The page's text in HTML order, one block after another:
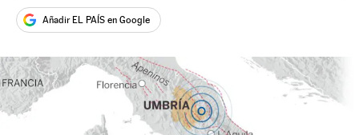
Añadir EL PAÍS en Google